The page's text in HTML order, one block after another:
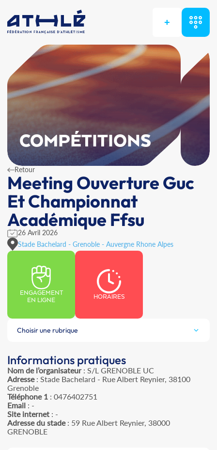
+
COMPÉTITIONS
Retour
Meeting Ouverture Guc
Et Championnat
Académique Ffsu
26 Avril 2026
Stade Bachelard - Grenoble - Auvergne Rhone Alpes
ENGAGEMENT
EN LIGNE
HORAIRES
Choisir une rubrique
Informations pratiques
Nom de l’organisateur: S/L GRENOBLE UC
Adresse: Stade Bachelard - Rue Albert Reynier, 38100
Grenoble
Téléphone 1 : 0476402751
Email : -
Site internet : -
Adresse du stade: 59 Rue Albert Reynier, 38000
GRENOBLE